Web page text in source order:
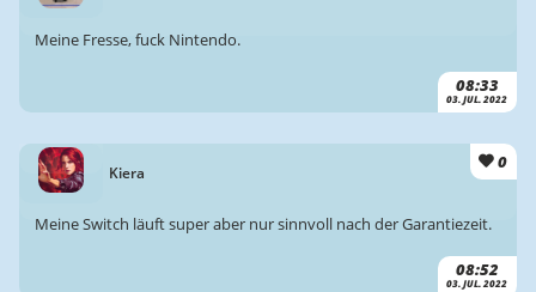
08:33
03. JUL. 2022
Meine Fresse, fuck Nintendo.
Kiera
0
08:52
03. JUL. 2022
Meine Switch läuft super aber nur sinnvoll nach der Garantiezeit.